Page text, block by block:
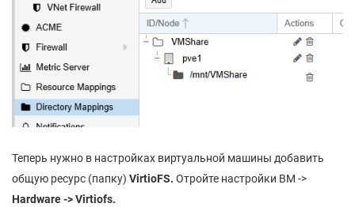
Теперь нужно в настройках виртуальной машины добавить
общую ресурс (папку) VirtioFS. Отройте настройки ВМ ->
Hardware -> Virtiofs.